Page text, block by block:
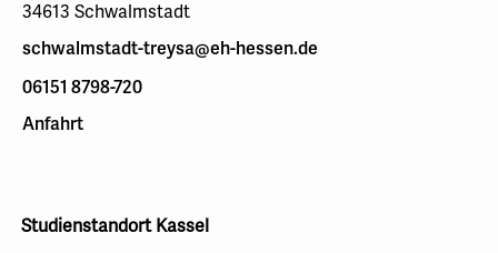
34613 Schwalmstadt
schwalmstadt-treysa@eh-hessen.de
06151 8798-720
Anfahrt
Studienstandort Kassel